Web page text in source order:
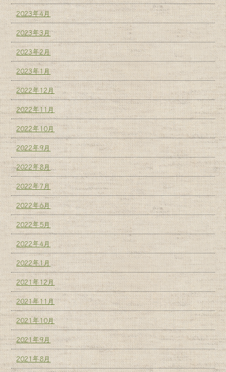
2023年4月
2023年3月
2023年2月
2023年1月
2022年12月
2022年11月
2022年10月
2022年9月
2022年8月
2022年7月
2022年6月
2022年5月
2022年4月
2022年1月
2021年12月
2021年11月
2021年10月
2021年9月
2021年8月